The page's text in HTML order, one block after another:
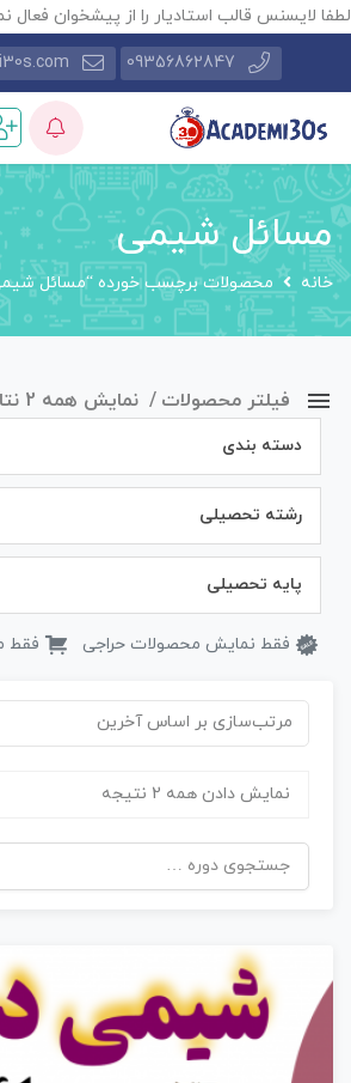
لطفا لایسنس قالب استادیار را از پیشخوان فعال
09356862847
مسائل شیمی
خانه محصولات برچسب خورده “مسائل
فیلتر محصولات نمایش همه 2 نتایج
دسته بندی
رشته تحصیلی
پایه تحصیلی
فقط نمایش محصولات حراجی فقط
مرتب‌سازی بر اساس آخرین
نمایش دادن همه 2 نتیجه
جستجو
برای: